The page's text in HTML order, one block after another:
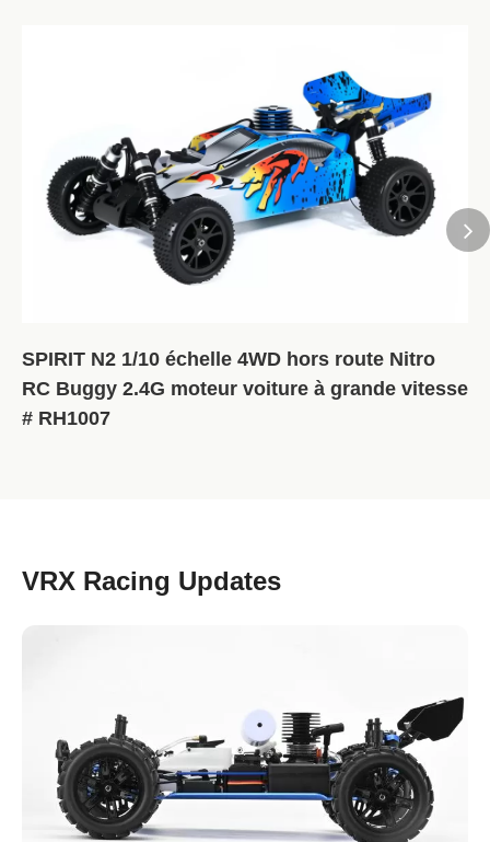
SPIRIT N2 1/10 échelle 4WD hors route Nitro
RC Buggy 2.4G moteur voiture à grande vitesse
# RH1007
VRX Racing Updates